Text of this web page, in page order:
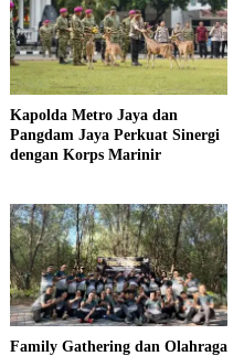
Kapolda Metro Jaya dan
Pangdam Jaya Perkuat Sinergi
dengan Korps Marinir
Family Gathering dan Olahraga